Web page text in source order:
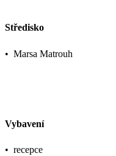
Středisko
• Marsa Matrouh
Vybavení
• recepce